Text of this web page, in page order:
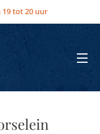
tot 20 uur